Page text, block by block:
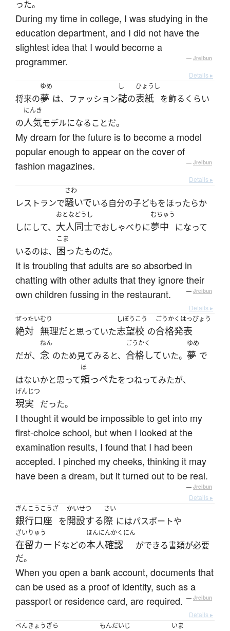
った。
During my time in college, I was studying in the
education department, and I did not have the
slightest idea that I would become a
programmer.
— Jreibun
Details ▸
将来の
ゆめ
夢 は、ファッション
し
誌の
ひょうし
表紙 を飾るくらい
の
にんき
人気モデルになることだ。
My dream for the future is to become a model
popular enough to appear on the cover of
fashion magazines.
— Jreibun
Details ▸
レストランで
さわ
騒いでいる自分の子どもをほったらか
しにして、
おとなどうし
大人同士でおしゃべりに
むちゅう
夢中 になって
いるのは、
こま
困ったものだ。
It is troubling that adults are so absorbed in
chatting with other adults that they ignore their
own children fussing in the restaurant.
— Jreibun
Details ▸
ぜったい
絶対
むり
無理だと思っていた
しぼうこう
志望校 の
ごうかくはっぴょう
合格発表
だが、
ねん
念 のため見てみると、
ごうかく
合格していた。
ゆめ
夢 で
はないかと思って
ほ
頬っぺたをつねってみたが、
げんじつ
現実 だった。
I thought it would be impossible to get into my
first-choice school, but when I looked at the
examination results, I found that I had been
accepted. I pinched my cheeks, thinking it may
have been a dream, but it turned out to be real.
— Jreibun
Details ▸
ぎんこうこうざ
銀行口座 を
かいせつ
開設する
さい
際 にはパスポートや
ざいりゅう
在留カードなどの
ほんにんかくにん
本人確認
ができる書類が必要
だ。
When you open a bank account, documents that
can be used as a proof of identity, such as a
passport or residence card, are required. — Jreibun
Details ▸
べんきょうぎら
もんだいじ いま